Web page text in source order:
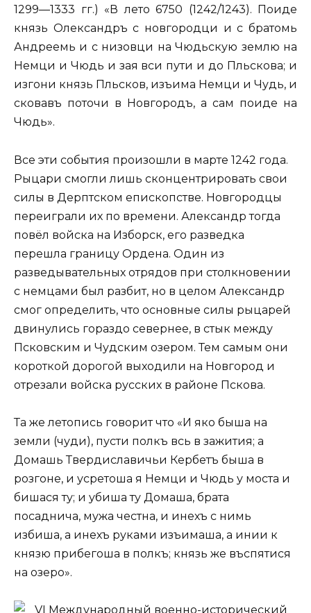
1299—1333 гг.) «В лето 6750 (1242/1243). Поиде
князь Олександръ с новгородци и с братомь
Андреемь и с низовци на Чюдьскую землю на
Немци и Чюдь и зая вси пути и до Пльскова; и
изгони князь Пльсков, изъима Немци и Чудь, и
сковавъ поточи в Новгородъ, а сам поиде на
Чюдь».
Все эти события произошли в марте 1242 года.
Рыцари смогли лишь сконцентрировать свои
силы в Дерптском епископстве. Новгородцы
переиграли их по времени. Александр тогда
повёл войска на Изборск, его разведка
перешла границу Ордена. Один из
разведывательных отрядов при столкновении
с немцами был разбит, но в целом Александр
смог определить, что основные силы рыцарей
двинулись гораздо севернее, в стык между
Псковским и Чудским озером. Тем самым они
короткой дорогой выходили на Новгород и
отрезали войска русских в районе Пскова.
Та же летопись говорит что «И яко быша на
земли (чуди), пусти полкъ всь в зажития; а
Домашь Твердиславичьи Кербетъ быша в
розгоне, и усретоша я Немци и Чюдь у моста и
бишася ту; и убиша ту Домаша, брата
посаднича, мужа честна, и инехъ с нимь
избиша, а инехъ руками изъимаша, а инии к
князю прибегоша в полкъ; князь же въспятися
на озеро».